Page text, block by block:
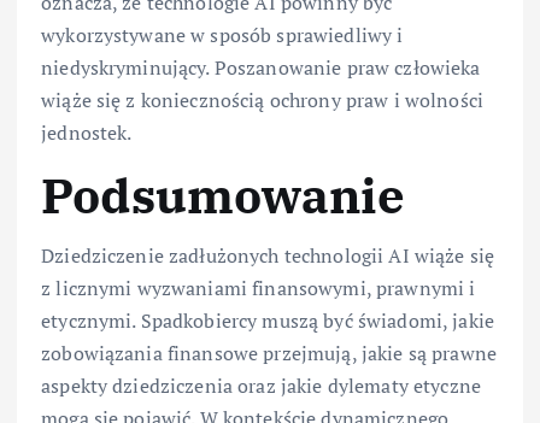
wykorzystywane w sposób sprawiedliwy i
niedyskryminujący. Poszanowanie praw człowieka
wiąże się z koniecznością ochrony praw i wolności
jednostek.
Podsumowanie
Dziedziczenie zadłużonych technologii AI wiąże się
z licznymi wyzwaniami finansowymi, prawnymi i
etycznymi. Spadkobiercy muszą być świadomi, jakie
zobowiązania finansowe przejmują, jakie są prawne
aspekty dziedziczenia oraz jakie dylematy etyczne